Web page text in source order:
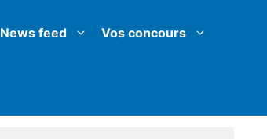
News feed Vos concours